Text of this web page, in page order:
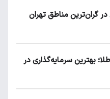
در گران‌ترین مناطق تهران
بهترین سرمایه‌گذاری در